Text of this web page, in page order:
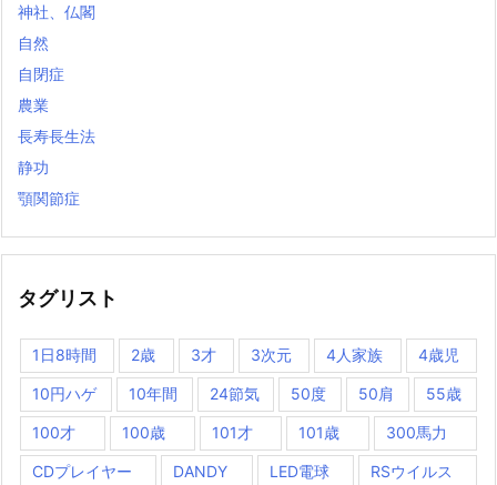
神社、仏閣
自然
自閉症
農業
長寿長生法
静功
顎関節症
タグリスト
1日8時間 2歳 3才 3次元 4人家族 4歳児
10円ハゲ 10年間 24節気 50度 50肩 55歳
100才 100歳 101才 101歳 300馬力
CDプレイヤー DANDY LED電球 RSウイルス